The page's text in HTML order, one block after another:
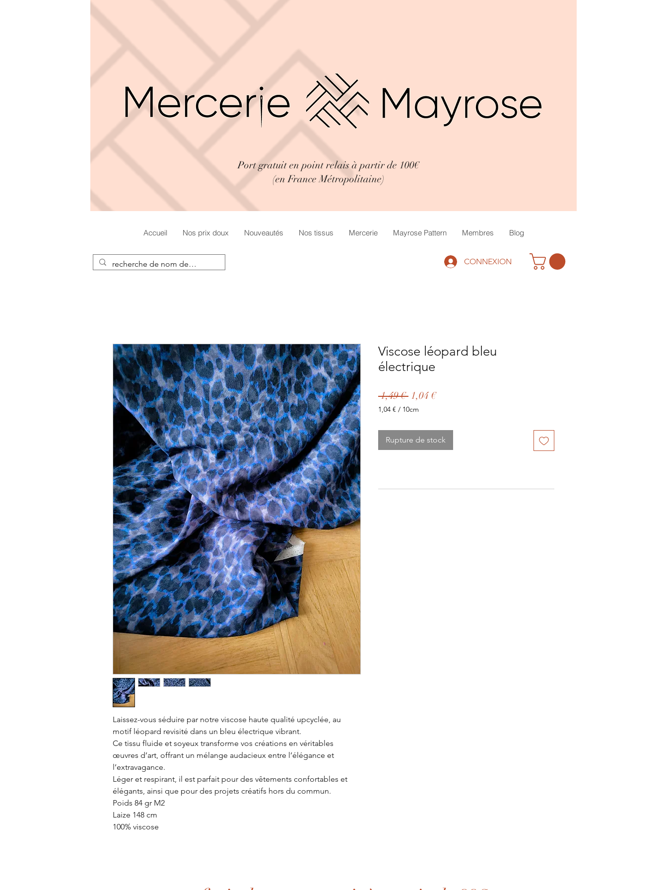
Port gratuit en point relais à partir de 100€
(en France Métropolitaine)
Accueil Nos prix doux Nouveautés Nos tissus Mercerie Mayrose Pattern Membres Blog
CONNEXION
Laissez-vous séduire par notre viscose haute qualité upcyclée, au
motif léopard revisité dans un bleu électrique vibrant.
Ce tissu fluide et soyeux transforme vos créations en véritables
œuvres d’art, offrant un mélange audacieux entre l’élégance et
l’extravagance.
Léger et respirant, il est parfait pour des vêtements confortables et
élégants, ainsi que pour des projets créatifs hors du commun.
Poids 84 gr M2
Laize 148 cm
100% viscose
Viscose léopard bleu
électrique
1,49 € Prix
original
1,04 €Prix
1,04 € / 10cm
pour
Centimètres
Rupture de stock